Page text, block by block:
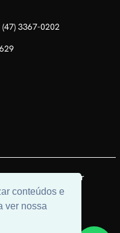
conteúdos e
ver nossa
3367-0202
| Desenvolvido por